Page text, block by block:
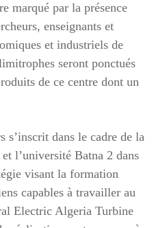
marqué par la présence
enseignants et
et industriels de
seront ponctués
de ce centre dont un
s’inscrit dans le cadre de la
l’université Batna 2 dans
visant la formation
capables à travailler au
Electric Algeria Turbine